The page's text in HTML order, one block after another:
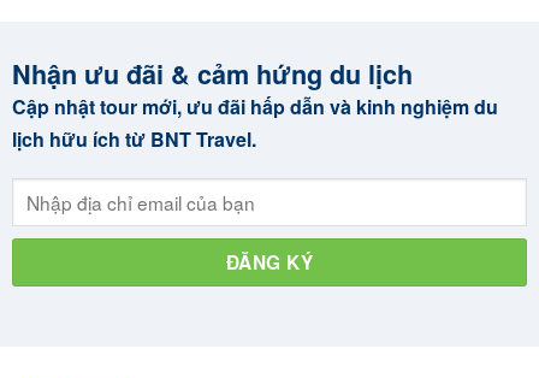
Nhận ưu đãi & cảm hứng du lịch
Cập nhật tour mới, ưu đãi hấp dẫn và kinh nghiệm du
lịch hữu ích từ BNT Travel.